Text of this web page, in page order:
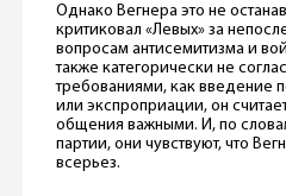
Однако Вегнера это не
критиковал «Левых» за
вопросам антисемитизма и
также категорически не
требованиями, как введение
или экспроприации, он
общения важными. И, по
партии, они чувствуют, что
всерьез.